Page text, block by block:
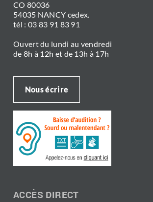
CO 80036
54035 NANCY cedex.
tél : 03 83 91 83 91
Ouvert du lundi au vendredi
de 8h à 12h et de 13h à 17h
Nous écrire
ACCÈS DIRECT